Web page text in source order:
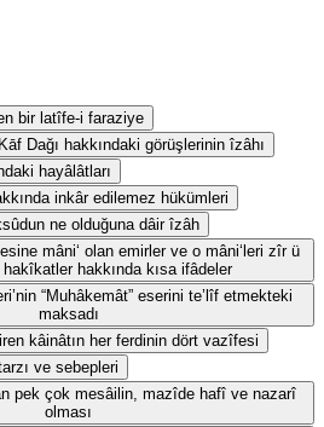
bir latîfe-i faraziye
Dağı hakkındaki görüşlerinin îzâhı
hayâlâtları
inkâr edilemez hükümleri
ne olduğuna dâir îzâh
mâni‘ olan emirler ve o mâni‘leri zîr ü
hakkında kısa ifâdeler
“Muhâkemât” eserini te’lîf etmekteki
maksadı
kâinâtın her ferdinin dört vazîfesi
ve sebepleri
pek çok mesâilin, mazîde hafî ve nazarî
olması